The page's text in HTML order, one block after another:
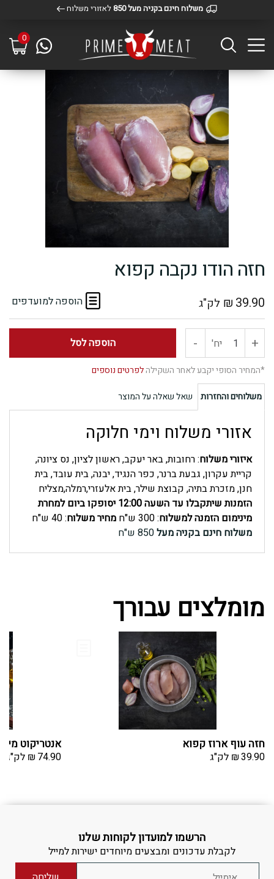
משלוח חינם בקניה מעל 850 לאזורי משלוח
0
חזה הודו נקבה קפוא
הוספה למועדפים ₪ 39.90 לק"ג
+ כמות
של
חזה
קפוא
יח' - הוספה לסל
*המחיר הסופי יקבע לאחר השקילהלפרטים נוספים
משלוחים והחזרות שאל שאלה על המוצר
אזורי משלוח וימי חלוקה
איזורי משלוח: רחובות, באר יעקב, ראשון לציון, נס ציונה,
קריית עקרון, גבעת ברנר, כפר הנגיד, יבנה, בית עובד, בית
חנן, מזכרת בתיה, קבוצת שילר, בית אלעזרי,רמלה,מצליח
הזמנות שיתקבלו עד השעה 12:00 יסופקו ביום למחרת
מינימום הזמנה למשלוח: 300 ש"ח מחיר משלוח: 40 ש"ח
משלוח חינם בקניה מעל850 ש"ח
מומלצים עבורך
חזה עוף ארוז קפוא
₪39.90 לק"ג
אנטריקוט
₪ 74.90 לק"ג
הרשמו למועדון לקוחות שלנו
לקבלת עדכונים ומבצעים מיוחדים ישירות למייל